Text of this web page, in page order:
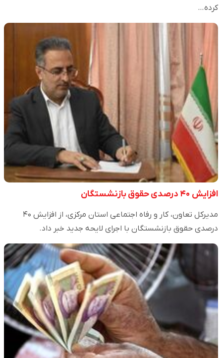
کرده…
افزایش ۴۰ درصدی حقوق بازنشستگان
مدیرکل تعاون، کار و رفاه اجتماعی استان مرکزی، از افزایش ۴۰
درصدی حقوق بازنشستگان با اجرای لایحه جدید خبر داد.